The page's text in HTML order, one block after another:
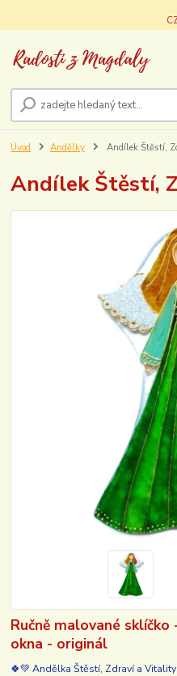
Úvod Andělky Andílek Štěstí,
Andílek Štěstí,
Ručně malované
okna - originál
🍀💚 Andělka Štěstí, Zdraví a